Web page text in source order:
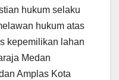
hukum selaku
hukum atas
kepemilikan lahan
Medan
Amplas Kota